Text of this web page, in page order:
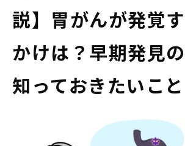
説】胃がんが発覚
かけは？早期発見
知っておきたいこと